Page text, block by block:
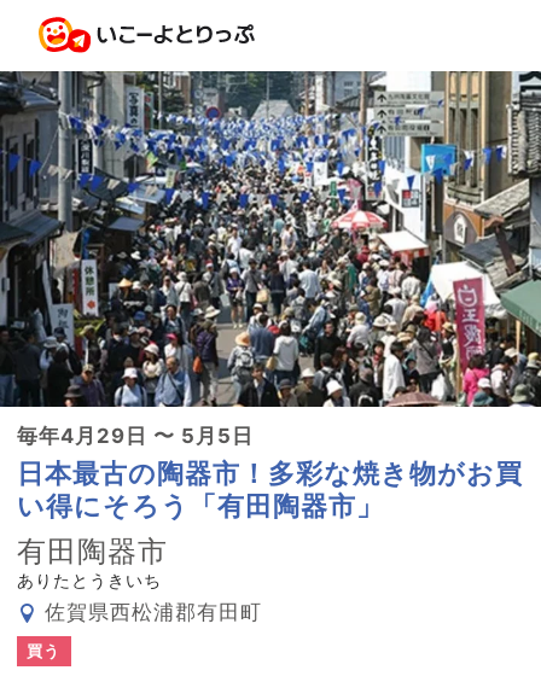
毎年4月29日 〜 5月5日
日本最古の陶器市！多彩な焼き物がお買
い得にそろう「有田陶器市」
有田陶器市
ありたとうきいち
佐賀県西松浦郡有田町
買う